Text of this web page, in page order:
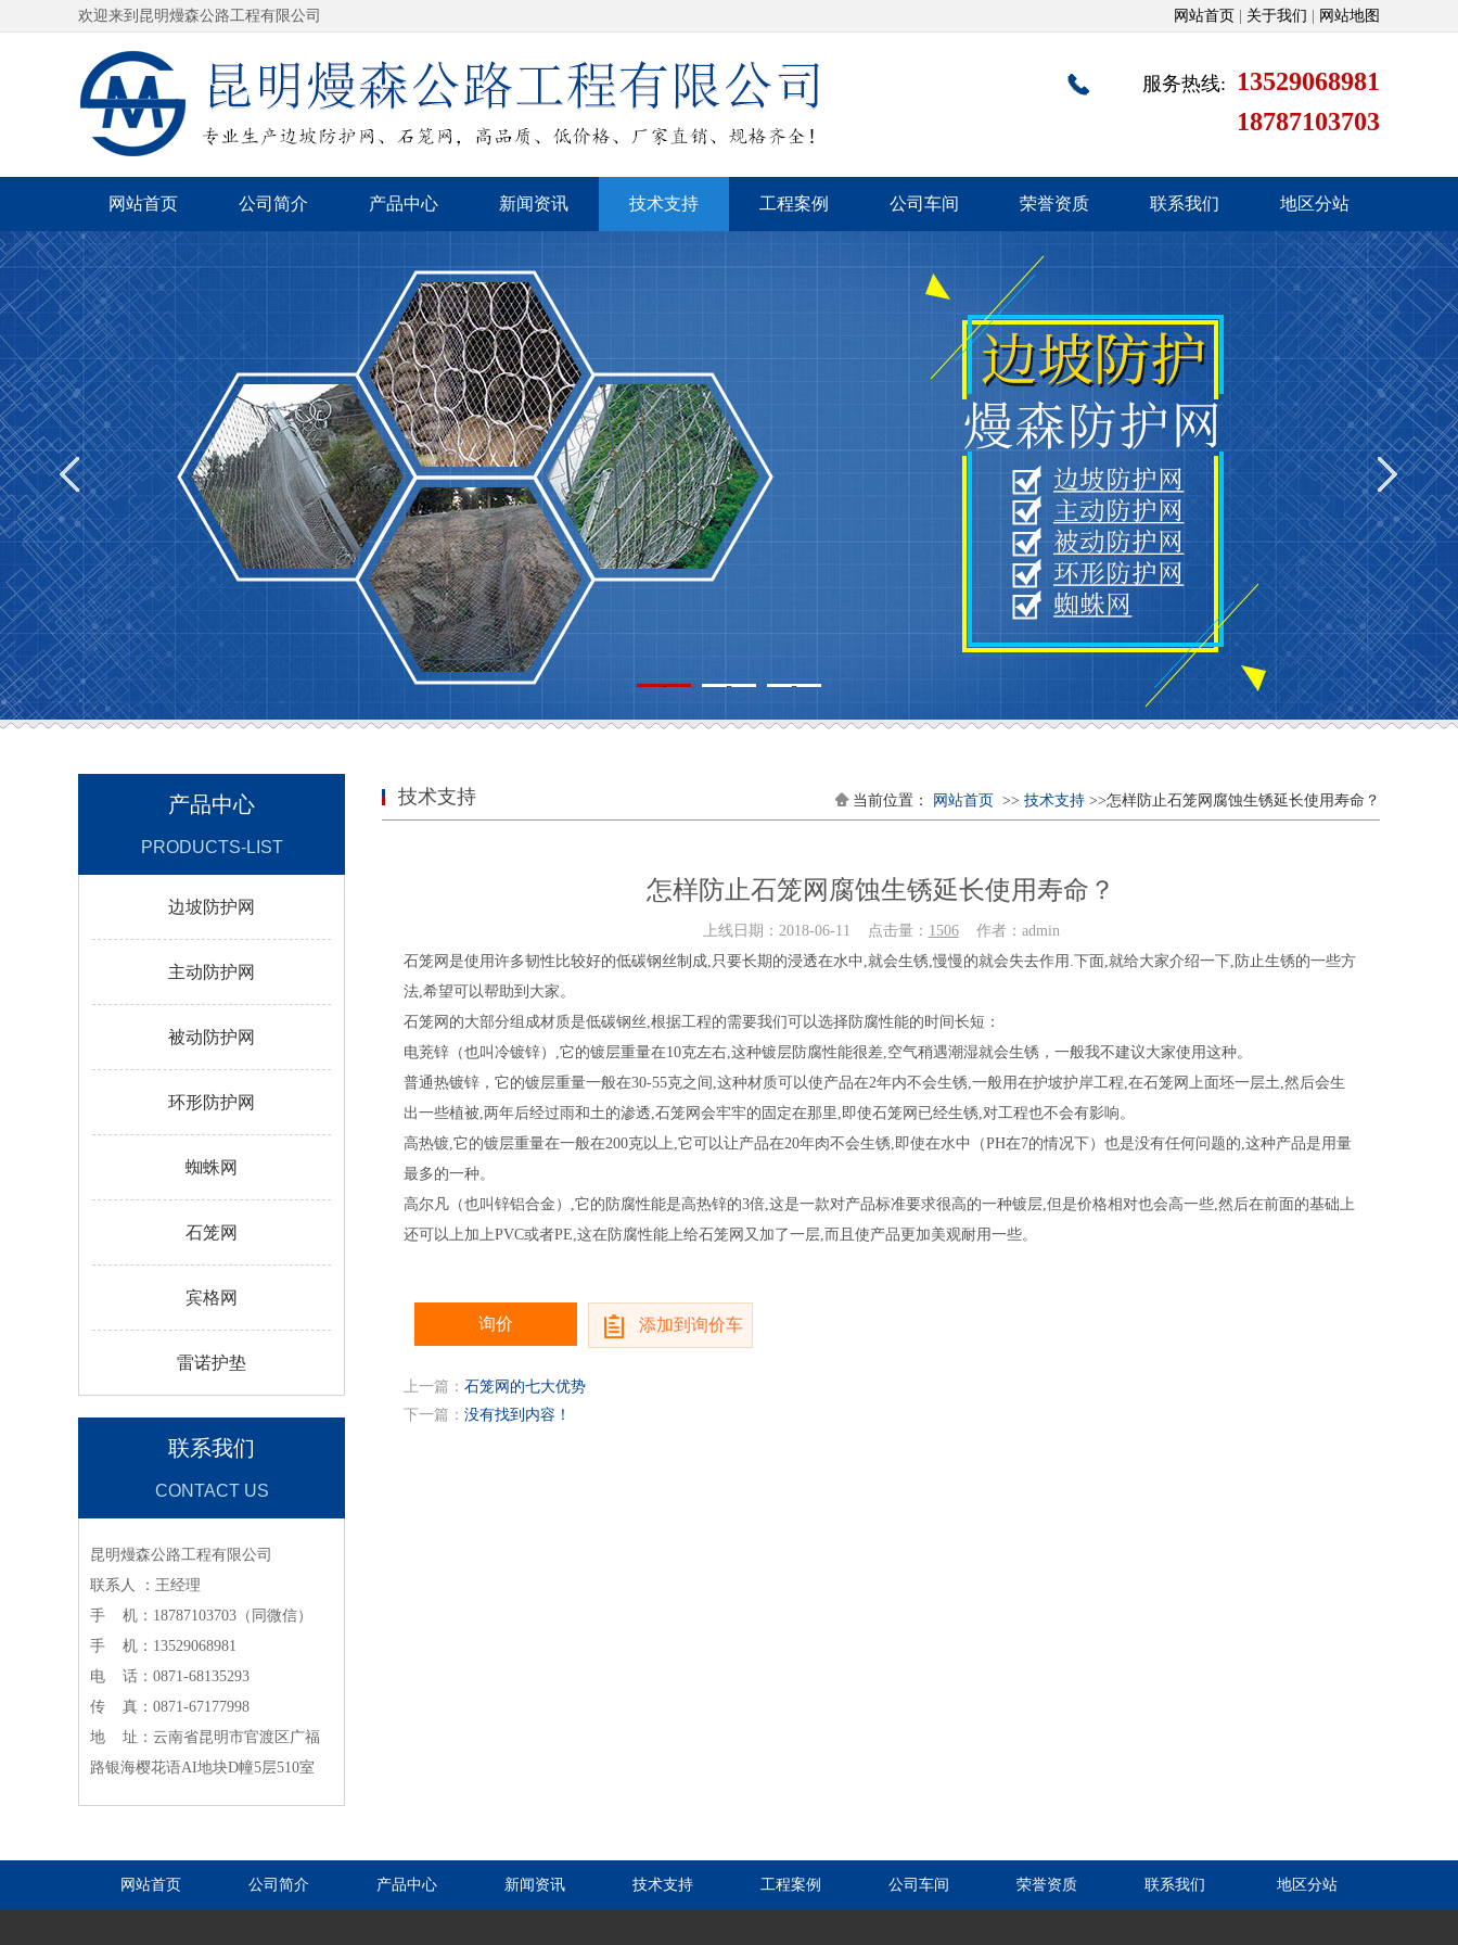
欢迎来到昆明熳森公路工程有限公司 网站首页 关于我们 网站地图
服务热线: 13529068981
18787103703
网站首页 公司简介 产品中心 新闻资讯 技术支持 工程案例 公司车间 荣誉资质 联系我们 地区分站
1 2 3
产品中心
PRODUCTS-LIST
边坡防护网
主动防护网
被动防护网
环形防护网
蜘蛛网
石笼网
宾格网
雷诺护垫
联系我们
CONTACT US
昆明熳森公路工程有限公司
联系人 ：王经理
手 机：18787103703（同微信）
手 机：13529068981
电 话：0871-68135293
传 真：0871-67177998
地 址：云南省昆明市官渡区广福
路银海樱花语AI地块D幢5层510室
技术支持 当前位置： 网站首页 >> 技术支持 >>怎样防止石笼网腐蚀生锈延长使用寿命？
怎样防止石笼网腐蚀生锈延长使用寿命？
上线日期：2018-06-11 点击量： 1506作者：admin
石笼网是使用许多韧性比较好的低碳钢丝制成,只要长期的浸透在水中,就会生锈,慢慢的就会失去作用.下面,就给大家介绍一下,防止生锈的一些方
法,希望可以帮助到大家。
石笼网的大部分组成材质是低碳钢丝,根据工程的需要我们可以选择防腐性能的时间长短：
电茺锌（也叫冷镀锌）,它的镀层重量在10克左右,这种镀层防腐性能很差,空气稍遇潮湿就会生锈，一般我不建议大家使用这种。
普通热镀锌，它的镀层重量一般在30-55克之间,这种材质可以使产品在2年内不会生锈,一般用在护坡护岸工程,在石笼网上面坯一层土,然后会生
出一些植被,两年后经过雨和土的渗透,石笼网会牢牢的固定在那里,即使石笼网已经生锈,对工程也不会有影响。
高热镀,它的镀层重量在一般在200克以上,它可以让产品在20年肉不会生锈,即使在水中（PH在7的情况下）也是没有任何问题的,这种产品是用量
最多的一种。
高尔凡（也叫锌铝合金）,它的防腐性能是高热锌的3倍,这是一款对产品标准要求很高的一种镀层,但是价格相对也会高一些,然后在前面的基础上
还可以上加上PVC或者PE,这在防腐性能上给石笼网又加了一层,而且使产品更加美观耐用一些。
询价 添加到询价车
上一篇： 石笼网的七大优势
下一篇： 没有找到内容！
网站首页 公司简介 产品中心 新闻资讯 技术支持 工程案例 公司车间 荣誉资质 联系我们 地区分站